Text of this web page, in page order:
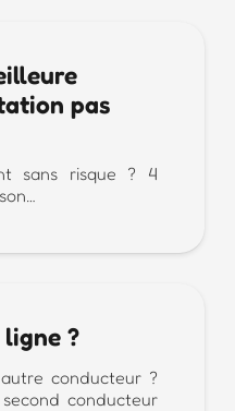
pas
sans risque ? 4
ligne ?
conducteur ?
conducteur